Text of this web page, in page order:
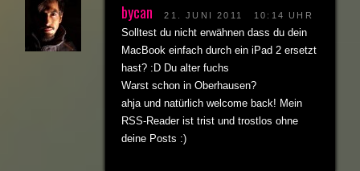
bycan 21. JUNI 2011 10:14 UHR
Solltest du nicht erwähnen dass du dein
MacBook einfach durch ein iPad 2 ersetzt
hast? :D Du alter fuchs
Warst schon in Oberhausen?
ahja und natürlich welcome back! Mein
RSS-Reader ist trist und trostlos ohne
deine Posts :)